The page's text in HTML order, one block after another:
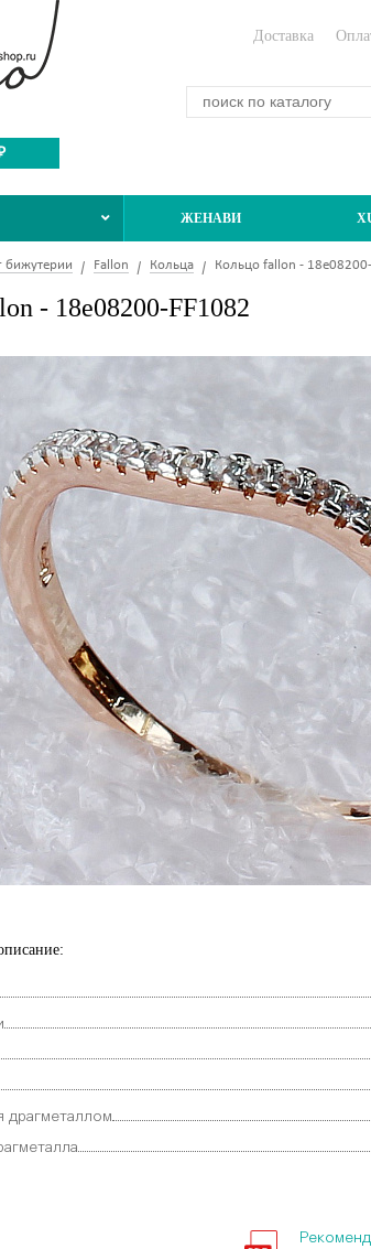
Доставка
ЖЕНАВИ
бижутерии Fallon Кольца Кольцо fallon -
- 18e08200-FF1082
драгметаллом